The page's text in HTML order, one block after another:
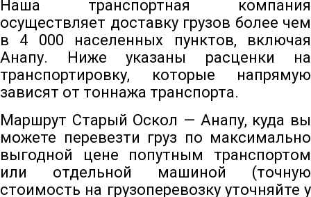
Наша транспортная компания
осуществляет доставку грузов более чем
в 4 000 населенных пунктов, включая
Анапу. Ниже указаны расценки на
транспортировку, которые напрямую
зависят от тоннажа транспорта.
Маршрут Старый Оскол — Анапу, куда вы
можете перевезти груз по максимально
выгодной цене попутным транспортом
или отдельной машиной (точную
стоимость на грузоперевозку уточняйте у